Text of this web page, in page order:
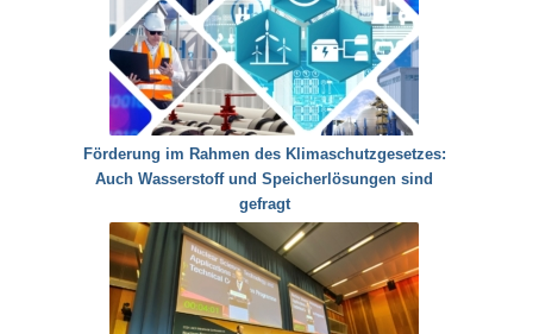
Förderung im Rahmen des Klimaschutzgesetzes:
Auch Wasserstoff und Speicherlösungen sind
gefragt